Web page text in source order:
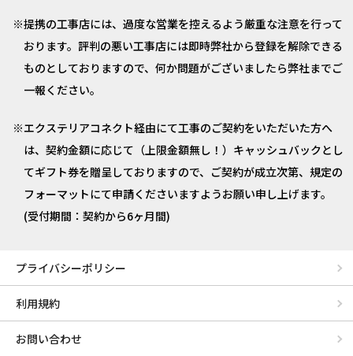
提携の工事店には、過度な営業を控えるよう厳重な注意を行って
おります。評判の悪い工事店には即時弊社から登録を解除できる
ものとしておりますので、何か問題がございましたら弊社までご
一報ください。
エクステリアコネクト経由にて工事のご契約をいただいた方へ
は、契約金額に応じて（上限金額無し！）キャッシュバックとし
てギフト券を贈呈しておりますので、ご契約が成立次第、規定の
フォーマットにて申請くださいますようお願い申し上げます。
(受付期間：契約から6ヶ月間)
プライバシーポリシー
利用規約
お問い合わせ